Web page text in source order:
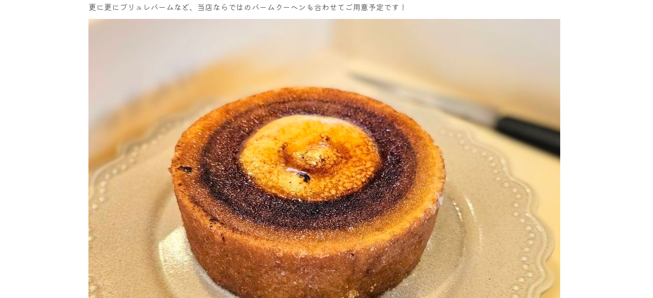
更に更にブリュレバームなど、当店ならではのバームクーヘンも合わせてご用意予定です！